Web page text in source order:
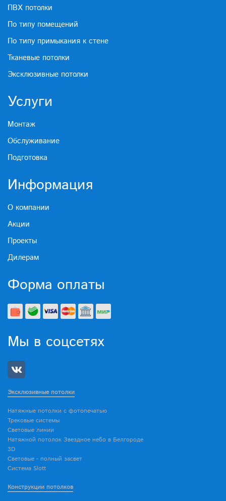
ПВХ потолки
По типу помещений
По типу примыкания к стене
Тканевые потолки
Эксклюзивные потолки
Услуги
Монтаж
Обслуживание
Подготовка
Информация
О компании
Акции
Проекты
Дилерам
Форма оплаты
Мы в соцсетях
Эксклюзивные потолки
Натяжные потолки с фотопечатью
Трековые системы
Световые линии
Натяжной потолок Звездное небо в Белгороде
3D
Световые - полный засвет
Система Slott
Конструкции потолков